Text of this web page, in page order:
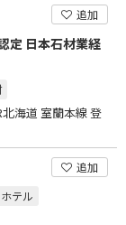
追加
定 日本石材業経
海道 室蘭本線 登
追加
テル